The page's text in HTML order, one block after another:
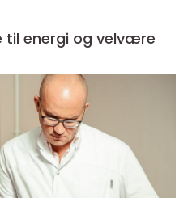
til energi og velvære